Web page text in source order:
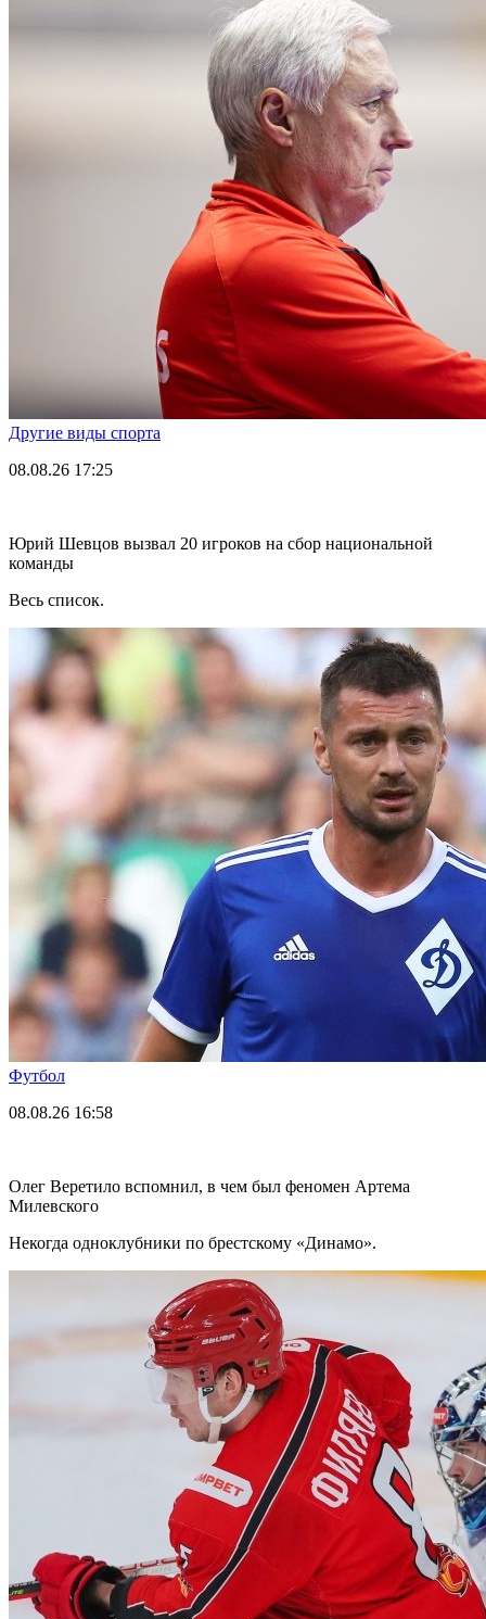
Другие виды спорта
08.08.26 17:25
Юрий Шевцов вызвал 20 игроков на сбор национальной
команды
Весь список.
Футбол
08.08.26 16:58
Олег Веретило вспомнил, в чем был феномен Артема
Милевского
Некогда одноклубники по брестскому «Динамо».